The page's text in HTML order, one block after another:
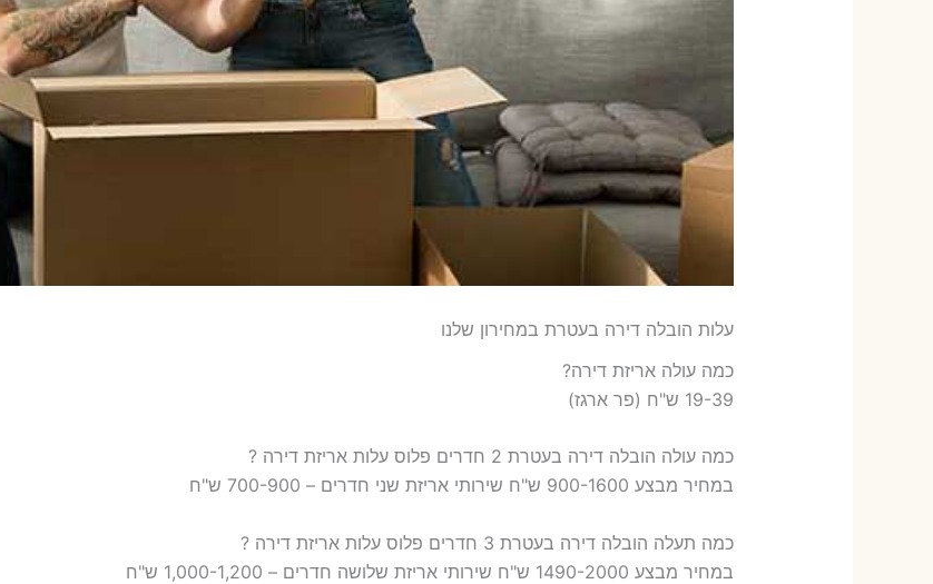
עלות הובלה דירה בעטרת במחירון שלנו
כמה עולה אריזת דירה​?
19-39 ש"ח (פר ארגז)
כמה עולה הובלה דירה בעטרת 2 חדרים פלוס עלות אריזת דירה ?
במחיר מבצע 900-1600 ש"ח שירותי אריזת שני חדרים – 700-900 ש"ח
כמה תעלה הובלה דירה בעטרת 3 חדרים פלוס עלות אריזת דירה ?
במחיר מבצע 1490-2000 ש"ח שירותי אריזת שלושה חדרים – 1,000-1,200 ש"ח